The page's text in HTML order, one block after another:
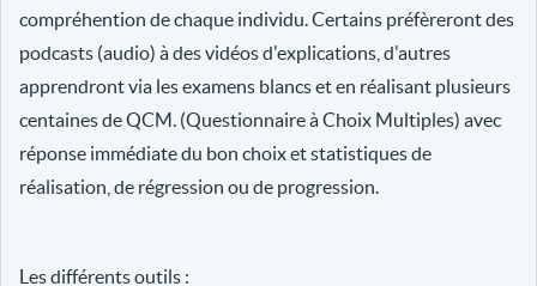
compréhention de chaque individu. Certains préfèreront des
podcasts (audio) à des vidéos d'explications, d'autres
apprendront via les examens blancs et en réalisant plusieurs
centaines de QCM. (Questionnaire à Choix Multiples) avec
réponse immédiate du bon choix et statistiques de
réalisation, de régression ou de progression.
Les différents outils :